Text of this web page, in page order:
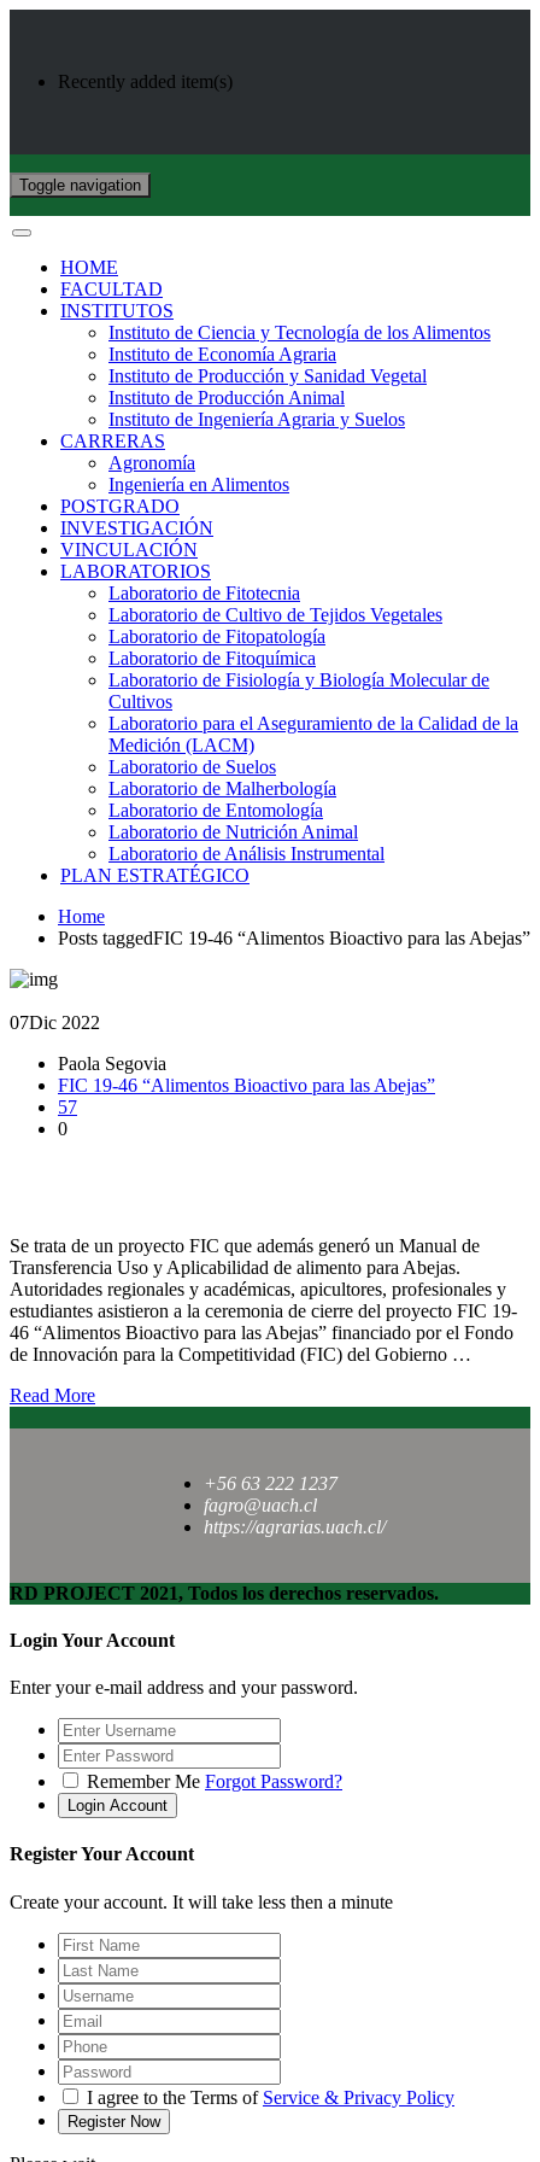
Recently added item(s)
Toggle navigation
HOME
FACULTAD
INSTITUTOS
Instituto de Ciencia y Tecnología de los Alimentos
Instituto de Economía Agraria
Instituto de Producción y Sanidad Vegetal
Instituto de Producción Animal
Instituto de Ingeniería Agraria y Suelos
CARRERAS
Agronomía
Ingeniería en Alimentos
POSTGRADO
INVESTIGACIÓN
VINCULACIÓN
LABORATORIOS
Laboratorio de Fitotecnia
Laboratorio de Cultivo de Tejidos Vegetales
Laboratorio de Fitopatología
Laboratorio de Fitoquímica
Laboratorio de Fisiología y Biología Molecular de
Cultivos
Laboratorio para el Aseguramiento de la Calidad de la
Medición (LACM)
Laboratorio de Suelos
Laboratorio de Malherbología
Laboratorio de Entomología
Laboratorio de Nutrición Animal
Laboratorio de Análisis Instrumental
PLAN ESTRATÉGICO
Home
Posts taggedFIC 19-46 “Alimentos Bioactivo para las Abejas”
07Dic 2022
Paola Segovia
FIC 19-46 “Alimentos Bioactivo para las Abejas”
57
0
Se trata de un proyecto FIC que además generó un Manual de
Transferencia Uso y Aplicabilidad de alimento para Abejas.
Autoridades regionales y académicas, apicultores, profesionales y
estudiantes asistieron a la ceremonia de cierre del proyecto FIC 19-
46 “Alimentos Bioactivo para las Abejas” financiado por el Fondo
de Innovación para la Competitividad (FIC) del Gobierno …
Read More
+56 63 222 1237
fagro@uach.cl
https://agrarias.uach.cl/
RD PROJECT 2021, Todos los derechos reservados.
Login Your Account
Enter your e-mail address and your password.
Remember Me Forgot Password?
Register Your Account
Create your account. It will take less then a minute
I agree to the Terms of Service & Privacy Policy